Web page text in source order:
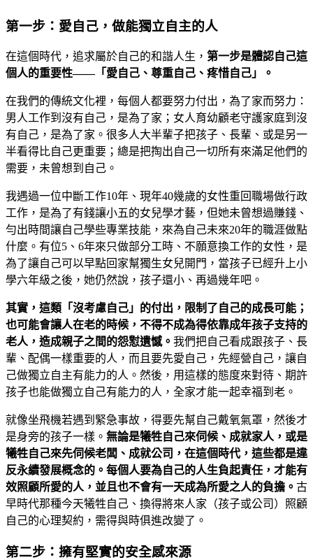
第一步：愛自己，做能獨立自主的人
在這個時代，追求屬於自己的和諧人生， 第一步是體認自己這
個人的重要性——「愛自己、尊重自己、疼惜自己」。
在我們的傳統文化裡，每個人都要努力付出，為了家而努力：
男人工作到沒有自己，是為了家；女人育幼顧老守護家庭到沒
有自己，是為了家。很多人大半輩子把孩子、長輩、或是另一
半看得比自己更重要；總是把掏出自己一切所有來滿足他們的
需要，未曾想到自己。
我遇過一位中斷工作10年、現年40幾歲的女性重回職場做行政
工作，是為了有錢讓小五的女兒學才藝，但她未曾想過賺錢、
勻出時間讓自己學些專業技能，來為自己未來20年的職涯做點
什麼。有位5、6年來只做部分工時、不願意換工作的女性，是
為了讓自己可以早點回家幫獨生女兒開門，當孩子已經升上小
學六年級之後，她仍然說，孩子還小、再過幾年吧。
其實，這類「沒考慮自己」的付出，限制了自己的成長可能；
也可能會讓人在老的時候，不得不成為得依靠成年孩子支持的
老人，造成親子之間的怨懟遺憾。 我們把自己看成跟孩子、長
輩、配偶一樣重要的人，而且要先愛自己，先經營自己，讓自
己做獨立自主有能力的人。然後，用這樣的態度來對待、期許
孩子也能做獨立自己有能力的人，全家才能一起幸福到老。
就像坐飛機若遇到緊急事故，得要先幫自己戴氧氣罩，然後才
是身旁的孩子一樣。 無論是犧牲自己來伺候、成就家人，或是
犧牲自己來先伺候老闆、成就公司，在這個時代，這些都是違
反永續發展概念的。每個人要為自己的人生負起責任，才能有
效照顧所愛的人，並且也不會有一天成為所愛之人的負擔。 古
早時代那種今天犧牲自己、換得將來人家（孩子或公司）照顧
自己的心理契約，需得與時俱進改變了。
第二步：擁有堅實的安全感來源